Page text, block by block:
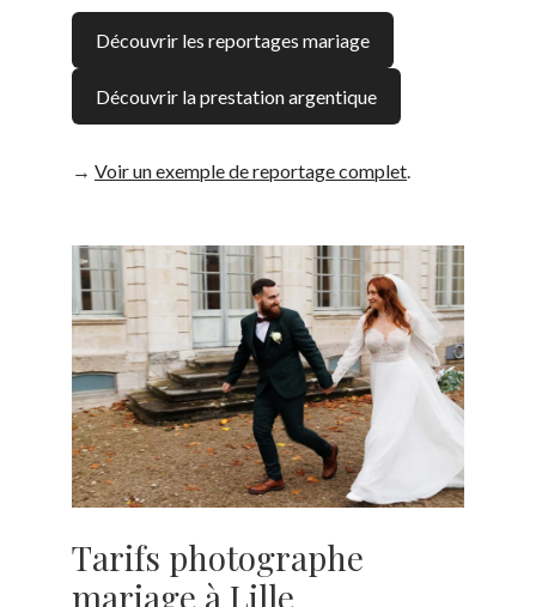
Découvrir les reportages mariage
Découvrir la prestation argentique
→ Voir un exemple de reportage complet.
Tarifs photographe
mariage à Lille